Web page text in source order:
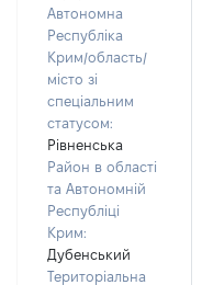
Автономна
Республіка
Крим/область/
місто зі
спеціальним
статусом:
Рівненська
Район в області
та Автономній
Республіці
Крим:
Дубенський
Територіальна